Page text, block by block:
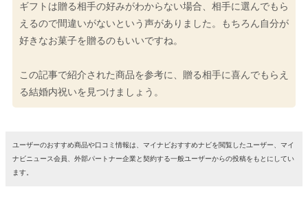
ギフトは贈る相手の好みがわからない場合、相手に選んでもら
えるので間違いがないという声がありました。もちろん自分が
好きなお菓子を贈るのもいいですね。
この記事で紹介された商品を参考に、贈る相手に喜んでもらえ
る結婚内祝いを見つけましょう。
ユーザーのおすすめ商品や口コミ情報は、マイナビおすすめナビを閲覧したユーザー、マイ
ナビニュース会員、外部パートナー企業と契約する一般ユーザーからの投稿をもとにしてい
ます。